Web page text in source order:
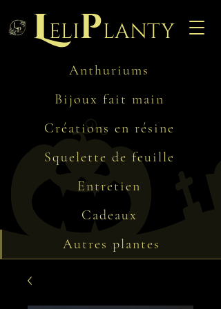
Leliplanty
Anthuriums
Bijoux fait main
Créations en résine
Squelette de feuille
Entretien
Cadeaux
Autres plantes